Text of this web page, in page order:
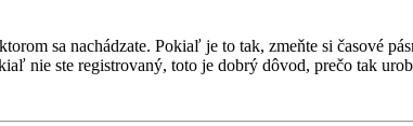
sa nachádzate. Pokiaľ je to tak, zmeňte si časové
nie ste registrovaný, toto je dobrý dôvod, prečo tak